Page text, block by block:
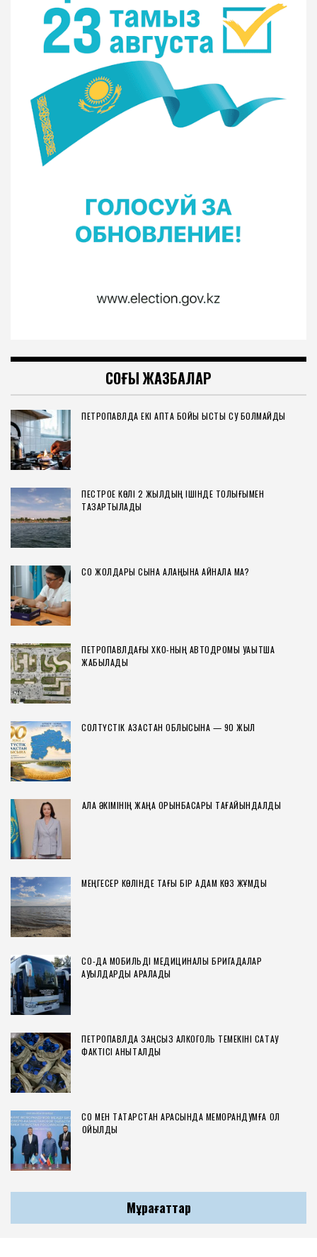
СОҢҒЫ ЖАЗБАЛАР
ПЕТРОПАВЛДА ЕКІ АПТА БОЙЫ ЫСТЫҚ СУ БОЛМАЙДЫ
ПЕСТРОЕ КӨЛІ 2 ЖЫЛДЫҢ ІШІНДЕ ТОЛЫҒЫМЕН
ТАЗАРТЫЛАДЫ
СҚО ЖОЛДАРЫ СЫНАҚ АЛАҢЫНА АЙНАЛА МА?
ПЕТРОПАВЛДАҒЫ ХҚКО-НЫҢ АВТОДРОМЫ УАҚЫТША
ЖАБЫЛАДЫ
СОЛТҮСТІК ҚАЗАҚСТАН ОБЛЫСЫНА — 90 ЖЫЛ
ҚАЛА ӘКІМІНІҢ ЖАҢА ОРЫНБАСАРЫ ТАҒАЙЫНДАЛДЫ
МЕҢГЕСЕР КӨЛІНДЕ ТАҒЫ БІР АДАМ КӨЗ ЖҰМДЫ
СҚО-ДА МОБИЛЬДІ МЕДИЦИНАЛЫҚ БРИГАДАЛАР
АУЫЛДАРДЫ АРАЛАДЫ
ПЕТРОПАВЛДА ЗАҢСЫЗ АЛКОГОЛЬ ТЕМЕКІНІ САҚТАУ
ФАКТІСІ АНЫҚТАЛДЫ
СҚО МЕН ТАТАРСТАН АРАСЫНДА МЕМОРАНДУМҒА ҚОЛ
ҚОЙЫЛДЫ
Мұрағаттар